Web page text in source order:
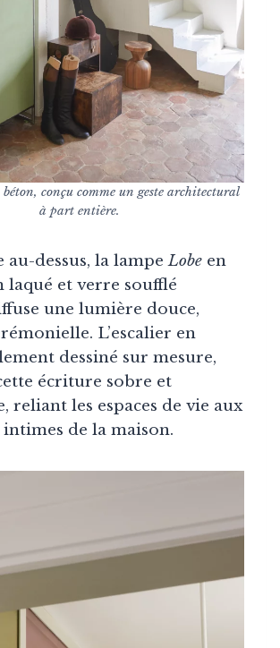
conçu comme un geste architectural
à part entière.
au-dessus, la lampeLobe en
et verre soufflé
une lumière douce,
L’escalier en
dessiné sur mesure,
écriture sobre et
reliant les espaces de vie aux
intimes de la maison.